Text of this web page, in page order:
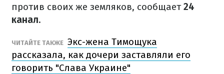
против своих же земляков, сообщает24
канал.
ЧИТАЙТЕ ТАКЖЕ Экс-жена Тимощука
рассказала, как дочери заставляли его
говорить "Слава Украине"